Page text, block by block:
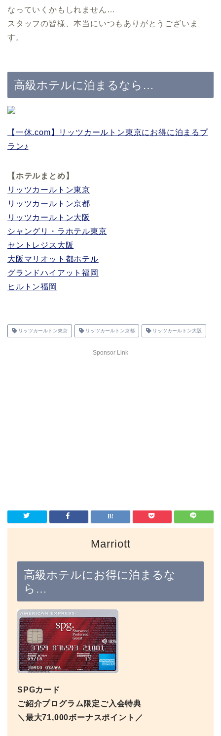
なっていくかもしれません…
スタッフの皆様、本当にいつもありがとうございま
す。
高級ホテルに泊まるなら…
【一休.com】リッツカールトン東京にお得に泊まるプ
ラン♪
【ホテルまとめ】
リッツカールトン東京
リッツカールトン京都
リッツカールトン大阪
シャングリ・ラホテル東京
セントレジス大阪
大阪マリオット都ホテル
グランドハイアット福岡
ヒルトン福岡
リッツカールトン東京 リッツカールトン京都 リッツカールトン大阪
Sponsor Link
Marriott
高級ホテルにお得に泊まるな
ら…
SPGカード
ご紹介プログラム限定ご入会特典
＼最大71,000ボーナスポイント／